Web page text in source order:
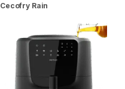
Cecofry Rain